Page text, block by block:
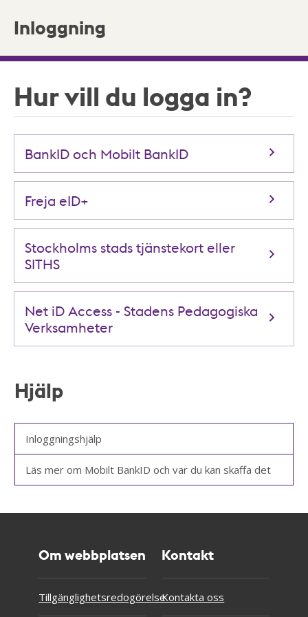
Inloggning
Hur vill du logga in?
BankID och Mobilt BankID
Freja eID+
Stockholms stads tjänstekort eller
SITHS
Net iD Access - Stadens Pedagogiska
Verksamheter
Hjälp
Inloggningshjälp
Läs mer om Mobilt BankID och var du kan skaffa det
Om webbplatsen
Tillgänglighetsredogörelse
Kontakt
Kontakta oss